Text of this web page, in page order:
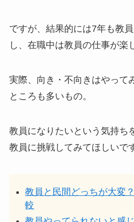
ですが、結果的には7年も教
し、在職中は教員の仕事が楽
実際、向き・不向きはやって
ところも多いもの。
教員になりたいという気持ち
教員に挑戦してみてほしいで
教員と民間どっちが大変
較